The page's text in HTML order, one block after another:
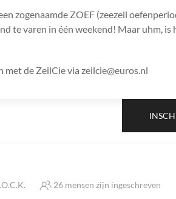
zogenaamde ZOEF (zeezeil
te varen in één weekend! Maar uhm, is
de ZeilCie via zeilcie@euros.nl
26 mensen zijn ingeschreven